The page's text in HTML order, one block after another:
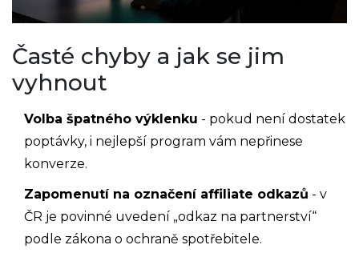
Časté chyby a jak se jim
vyhnout
Volba špatného výklenku - pokud není dostatek
poptávky, i nejlepší program vám nepřinese
konverze.
Zapomenutí na označení affiliate odkazů - v
ČR je povinné uvedení „odkaz na partnerství“
podle zákona o ochraně spotřebitele.